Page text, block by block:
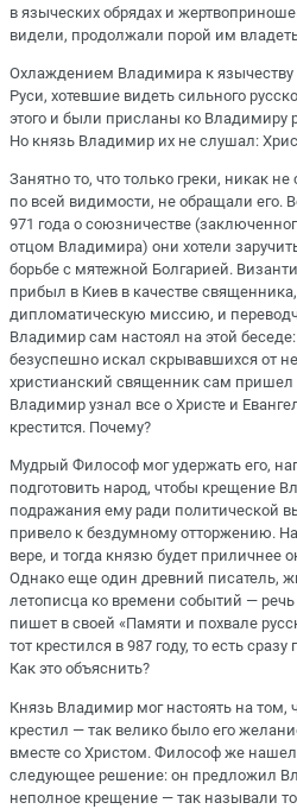
в языческих обрядах и
видели, продолжали порой им
Охлаждением Владимира к язычеству
Руси, хотевшие видеть сильного
этого и были присланы ко Владимиру
Но князь Владимир их не слушал:
Занятно то, что только греки, никак
по всей видимости, не обращали его.
971 года о союзничестве
отцом Владимира) они хотели
борьбе с мятежной Болгарией.
прибыл в Киев в качестве
дипломатическую миссию, и
Владимир сам настоял на этой беседе:
безуспешно искал скрывавшихся от
христианский священник сам пришел
Владимир узнал все о Христе и
крестится. Почему?
Мудрый Философ мог удержать его,
подготовить народ, чтобы крещение
подражания ему ради политической
привело к бездумному отторжению.
вере, и тогда князю будет приличнее
Однако еще один древний писатель,
летописца ко времени событий —
пишет в своей «Памяти и похвале
тот крестился в 987 году, то есть
Как это объяснить?
Князь Владимир мог настоять на том,
крестил — так велико было его
вместе со Христом. Философ же
следующее решение: он предложил
неполное крещение — так называли